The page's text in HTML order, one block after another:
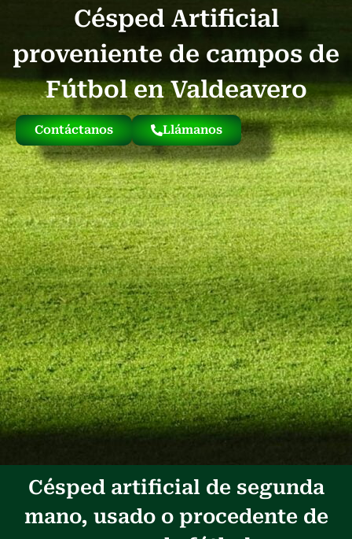
Césped Artificial
proveniente de campos de
Fútbol en Valdeavero
Contáctanos Llámanos
Césped artificial de segunda
mano, usado o procedente de